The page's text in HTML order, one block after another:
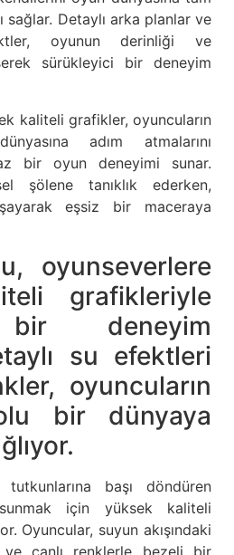
sağlar. Detaylı arka planlar ve
oyunun derinliği ve
sürükleyici bir deneyim
kaliteli grafikler, oyuncuların
adım atmalarını
bir oyun deneyimi sunar.
şölene tanıklık ederken,
eşsiz bir maceraya
oyunseverlere
grafikleriyle
deneyim
su efektleri
oyuncuların
bir dünyaya
başı döndüren
için yüksek kaliteli
Oyuncular, suyun akışındaki